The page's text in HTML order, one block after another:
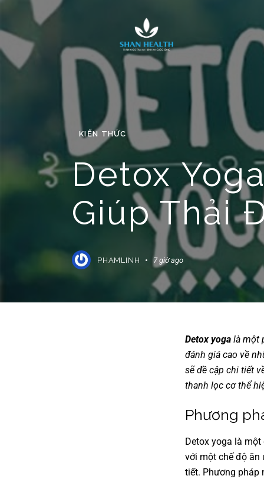
KIẾN THỨC
Detox
Giúp Thải
PHAMLINH 7 giờ ago
Detox yogalà một
đánh giá cao về
sẽ đề cập chi tiết
thanh lọc cơ thể
Phương
Detox yoga là
với một chế độ ăn
tiết. Phương pháp